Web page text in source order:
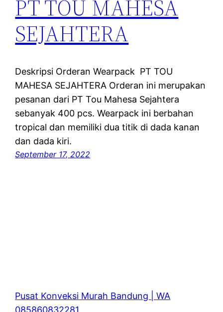
PT TOU MAHESA
SEJAHTERA
Deskripsi Orderan Wearpack PT TOU
MAHESA SEJAHTERA Orderan ini merupakan
pesanan dari PT Tou Mahesa Sejahtera
sebanyak 400 pcs. Wearpack ini berbahan
tropical dan memiliki dua titik di dada kanan
dan dada kiri.
September 17, 2022
Pusat Konveksi Murah Bandung | WA
085860832281